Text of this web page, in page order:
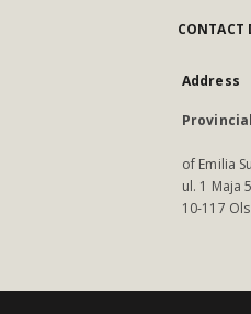
CONTACT
Address
of Emilia
ul. 1 Maja 5
10-117